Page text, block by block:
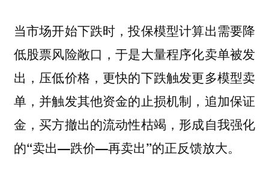
当市场开始下跌时，投保模型计算出需要降
低股票风险敞口，于是大量程序化卖单被发
出，压低价格，更快的下跌触发更多模型卖
单，并触发其他资金的止损机制，追加保证
金，买方撤出的流动性枯竭， 形成自我强化
的“卖出—跌价—再卖出”的正反馈放大。